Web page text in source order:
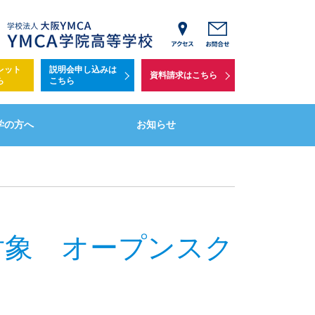
ット
説明会申し込みは
こちら
資料請求はこちら
の方へ
個別相談会
お知らせ
象 オープンスク